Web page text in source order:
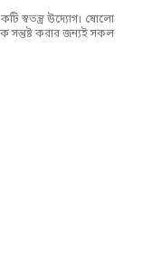
স্বতন্ত্র উদ্যোগ। ষোলো
সন্তুষ্ট করার জন্যই সকল